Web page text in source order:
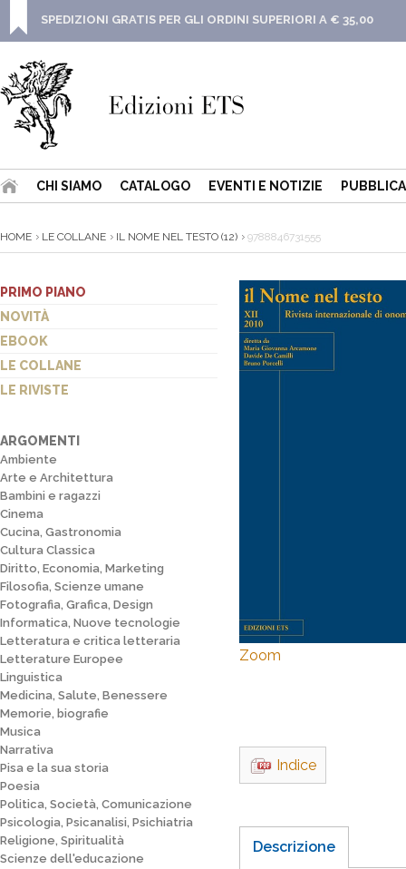
SPEDIZIONI GRATIS PER GLI ORDINI SUPERIORI A € 35,00
CHI SIAMO CATALOGO EVENTI E NOTIZIE
HOME LE COLLANE IL NOME NEL TESTO (12) 9788846731555
PRIMO PIANO
NOVITÀ
EBOOK
LE COLLANE
LE RIVISTE
ARGOMENTI
Ambiente
Arte e Architettura
Bambini e ragazzi
Cinema
Cucina, Gastronomia
Cultura Classica
Diritto, Economia, Marketing
Filosofia, Scienze umane
Fotografia, Grafica, Design
Informatica, Nuove tecnologie
Letteratura e critica letteraria
Letterature Europee
Linguistica
Medicina, Salute, Benessere
Memorie, biografie
Musica
Narrativa
Pisa e la sua storia
Poesia
Politica, Società, Comunicazione
Psicologia, Psicanalisi, Psichiatria
Religione, Spiritualità
Scienze dell'educazione
Zoom
Indice
Descrizione